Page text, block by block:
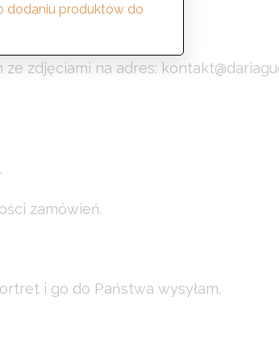
zdjęciami na adres:
zamówień.
i go do Państwa wysyłam.
dodaniu produktów do